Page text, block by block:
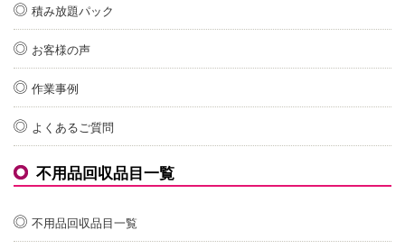
積み放題パック
お客様の声
作業事例
よくあるご質問
不用品回収品目一覧
不用品回収品目一覧